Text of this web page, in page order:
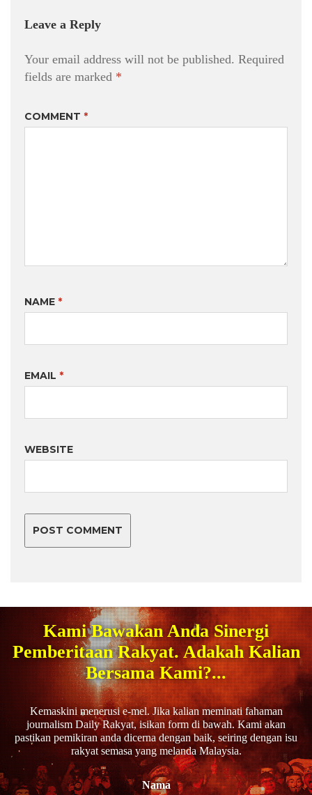
Leave a Reply
Your email address will not be published. Required
fields are marked *
COMMENT *
NAME *
EMAIL *
WEBSITE
Kami Bawakan Anda Sinergi
Pemberitaan Rakyat. Adakah Kalian
Bersama Kami?...
Kemaskini menerusi e-mel. Jika kalian meminati fahaman
journalism Daily Rakyat, isikan form di bawah. Kami akan
pastikan pemikiran anda dicerna dengan baik, seiring dengan isu
rakyat semasa yang melanda Malaysia.
Nama